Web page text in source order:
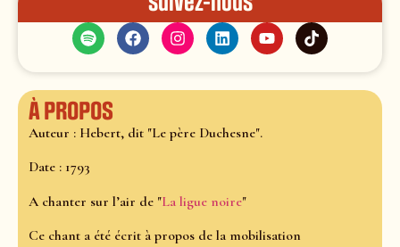
À propos
Auteur : Hebert, dit "Le père Duchesne".
Date : 1793
A chanter sur l’air de "La ligue noire"
Ce chant a été écrit à propos de la mobilisation